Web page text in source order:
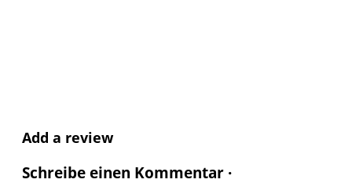
Add a review
Schreibe einen Kommentar ·